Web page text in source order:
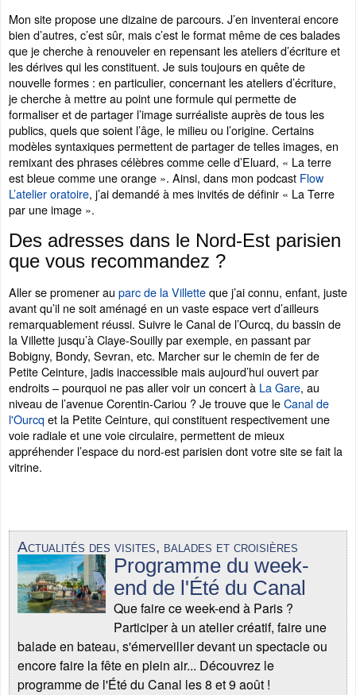
Mon site propose une dizaine de parcours. J’en inventerai encore
bien d’autres, c’est sûr, mais c’est le format même de ces balades
que je cherche à renouveler en repensant les ateliers d’écriture et
les dérives qui les constituent. Je suis toujours en quête de
nouvelle formes : en particulier, concernant les ateliers d’écriture,
je cherche à mettre au point une formule qui permette de
formaliser et de partager l’image surréaliste auprès de tous les
publics, quels que soient l’âge, le milieu ou l’origine. Certains
modèles syntaxiques permettent de partager de telles images, en
remixant des phrases célèbres comme celle d’Eluard, « La terre
est bleue comme une orange ». Ainsi, dans mon podcast Flow
L’atelier oratoire, j’ai demandé à mes invités de définir « La Terre
par une image ».
Des adresses dans le Nord-Est parisien
que vous recommandez ?
Aller se promener au parc de la Villetteque j’ai connu, enfant, juste
avant qu’il ne soit aménagé en un vaste espace vert d’ailleurs
remarquablement réussi. Suivre le Canal de l’Ourcq, du bassin de
la Villette jusqu’à Claye-Souilly par exemple, en passant par
Bobigny, Bondy, Sevran, etc. Marcher sur le chemin de fer de
Petite Ceinture, jadis inaccessible mais aujourd’hui ouvert par
endroits – pourquoi ne pas aller voir un concert à La Gare, au
niveau de l’avenue Corentin-Cariou ? Je trouve que leCanal de
l'Ourcqet la Petite Ceinture, qui constituent respectivement une
voie radiale et une voie circulaire, permettent de mieux
appréhender l’espace du nord-est parisien dont votre site se fait la
vitrine.
Actualités des visites, balades et croisières
Programme du week-
end de l'Été du Canal
Que faire ce week-end à Paris ?
Participer à un atelier créatif, faire une
balade en bateau, s'émerveiller devant un spectacle ou
encore faire la fête en plein air... Découvrez le
programme de l'Été du Canal les 8 et 9 août !